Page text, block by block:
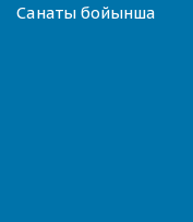
Санаты бойынша